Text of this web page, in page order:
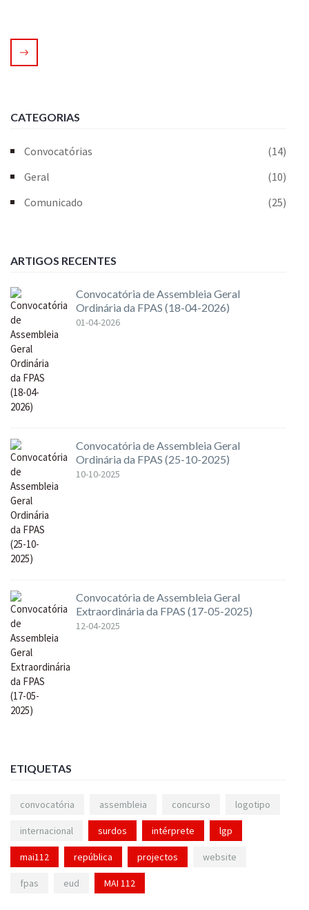
CATEGORIAS
Convocatórias
(14)
Geral
(10)
Comunicado
(25)
ARTIGOS RECENTES
Convocatória de Assembleia Geral
Ordinária da FPAS (18-04-2026)
01-04-2026
Convocatória de Assembleia Geral
Ordinária da FPAS (25-10-2025)
10-10-2025
Convocatória de Assembleia Geral
Extraordinária da FPAS (17-05-2025)
12-04-2025
ETIQUETAS
convocatória assembleia concurso logotipo
internacional surdos intérprete lgp
mai112 república projectos website
fpas eud MAI 112